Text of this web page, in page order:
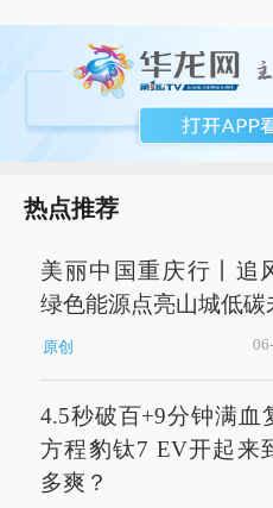
热点推荐
美丽中国重庆行丨追
绿色能源点亮山城低碳
原创
4.5秒破百+9分钟满血
方程豹钛7 EV开起来
多爽？